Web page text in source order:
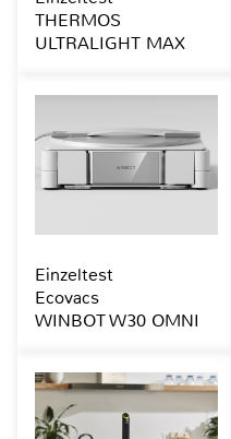
THERMOS
ULTRALIGHT MAX
Einzeltest
Ecovacs
WINBOT W30 OMNI